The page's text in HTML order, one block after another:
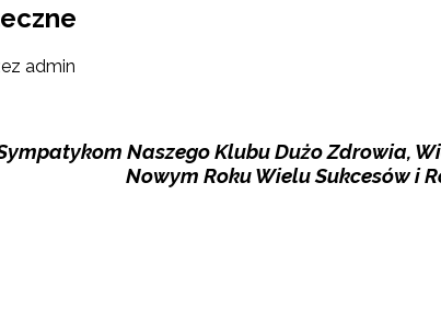
admin
Naszego Klubu Dużo Zdrowia,
Nowym Roku Wielu Sukcesów i